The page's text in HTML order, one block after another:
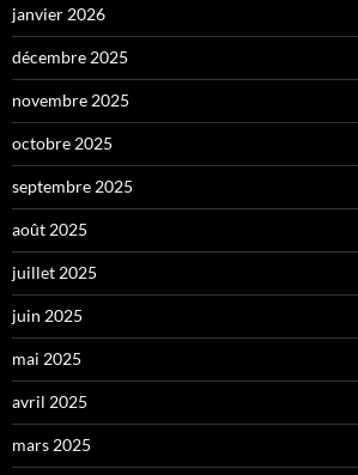
janvier 2026
décembre 2025
novembre 2025
octobre 2025
septembre 2025
août 2025
juillet 2025
juin 2025
mai 2025
avril 2025
mars 2025